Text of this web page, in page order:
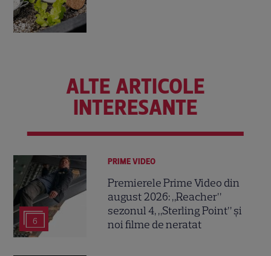
ALTE ARTICOLE
INTERESANTE
6
PRIME VIDEO
Premierele Prime Video din
august 2026: „Reacher”
sezonul 4, „Sterling Point” și
noi filme de neratat